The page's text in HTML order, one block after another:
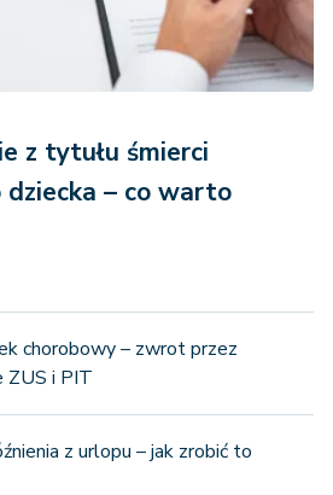
z tytułu śmierci
dziecka – co warto
chorobowy – zwrot przez
ZUS i PIT
z urlopu – jak zrobić to